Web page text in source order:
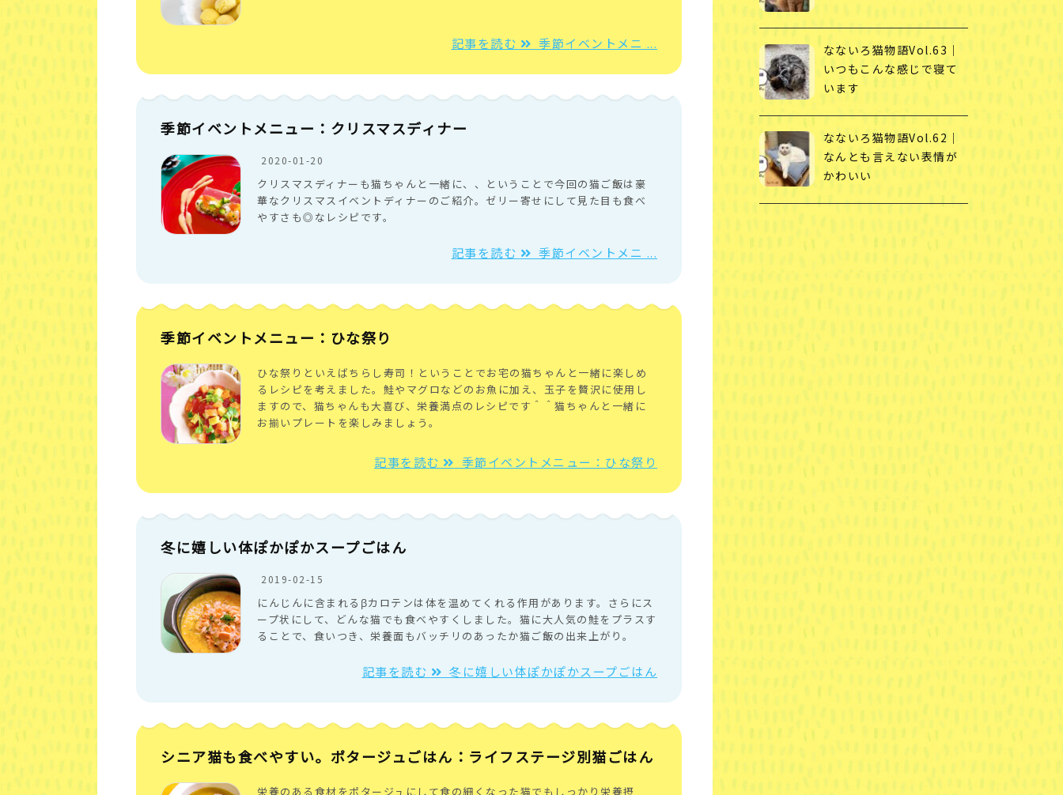
記事を読む 季節イベントメニ ...
季節イベントメニュー：クリスマスディナー
2020-01-20
クリスマスディナーも猫ちゃんと一緒に、、ということで今回の猫ご飯は豪
華なクリスマスイベントディナーのご紹介。ゼリー寄せにして見た目も食べ
やすさも◎なレシピです。
記事を読む 季節イベントメニ ...
季節イベントメニュー：ひな祭り
ひな祭りといえばちらし寿司！ということでお宅の猫ちゃんと一緒に楽しめ
るレシピを考えました。鮭やマグロなどのお魚に加え、玉子を贅沢に使用し
ますので、猫ちゃんも大喜び、栄養満点のレシピです＾＾猫ちゃんと一緒に
お揃いプレートを楽しみましょう。
記事を読む 季節イベントメニュー：ひな祭り
冬に嬉しい体ぽかぽかスープごはん
2019-02-15
にんじんに含まれるβカロテンは体を温めてくれる作用があります。さらにス
ープ状にして、どんな猫でも食べやすくしました。猫に大人気の鮭をプラスす
ることで、食いつき、栄養面もバッチリのあったか猫ご飯の出来上がり。
記事を読む 冬に嬉しい体ぽかぽかスープごはん
シニア猫も食べやすい。ポタージュごはん：ライフステージ別猫ごはん
栄養のある食材をポタージュにして食の細くなった猫でもしっかり栄養摂
なないろ猫物語Vol.63｜
いつもこんな感じで寝て
います
なないろ猫物語Vol.62｜
なんとも言えない表情が
かわいい